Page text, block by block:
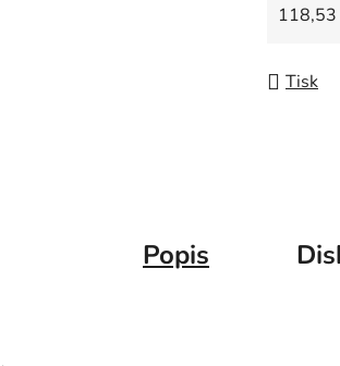
Měrná
118,53
Tisk
Popis